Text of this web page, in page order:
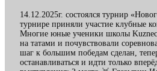
14.12.2025г. состоялся турнир
турнире приняли участие клубные
Многие юные ученики школы
на татами и почувствовали
шаг к большим победам сделан,
останавливаться и идти только